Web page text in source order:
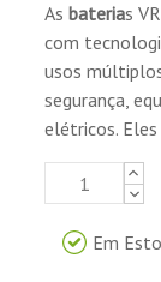
Asbaterias
com
usos
segurança,
elétricos.
Em
Mi